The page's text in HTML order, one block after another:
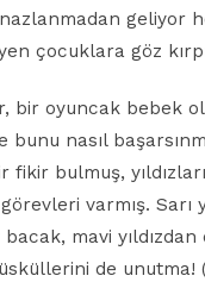
geliyor
çocuklara göz
bir oyuncak bebek
bunu nasıl
fikir bulmuş,
varmış. Sarı
bacak, mavi
de